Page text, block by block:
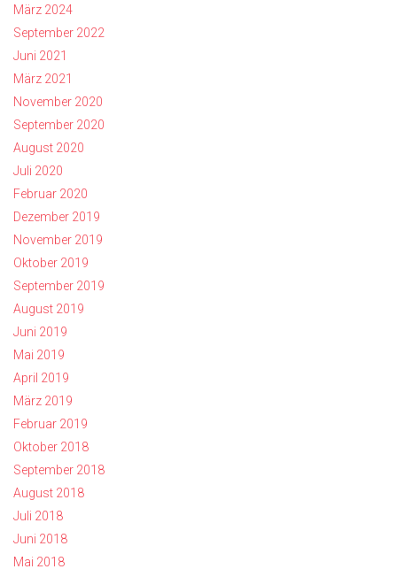
März 2024
September 2022
Juni 2021
März 2021
November 2020
September 2020
August 2020
Juli 2020
Februar 2020
Dezember 2019
November 2019
Oktober 2019
September 2019
August 2019
Juni 2019
Mai 2019
April 2019
März 2019
Februar 2019
Oktober 2018
September 2018
August 2018
Juli 2018
Juni 2018
Mai 2018